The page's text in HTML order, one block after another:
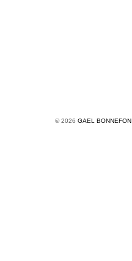
© 2026 GAEL BONNEFON